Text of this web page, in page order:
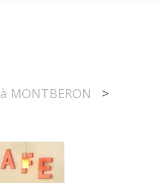
MONTBERON
>